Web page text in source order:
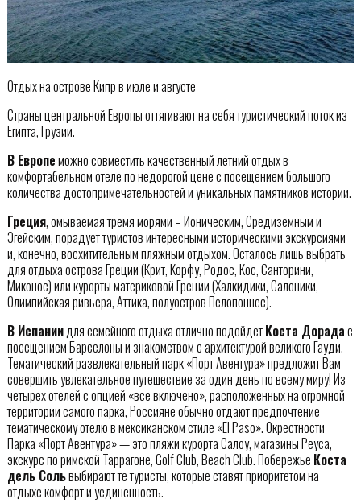
Отдых на острове Кипр в июле и августе
Страны центральной Европы оттягивают на себя туристический поток из
Египта, Грузии.
В Европеможно совместить качественный летний отдых в
комфортабельном отеле по недорогой цене с посещением большого
количества достопримечательностей и уникальных памятников истории.
Греция, омываемая тремя морями – Ионическим, Средиземным и
Эгейским, порадует туристов интересными историческими экскурсиями
и, конечно, восхитительным пляжным отдыхом. Осталось лишь выбрать
для отдыха острова Греции (Крит, Корфу, Родос, Кос, Санторини,
Миконос) или курорты материковой Греции (Халкидики, Салоники,
Олимпийская ривьера, Аттика, полуостров Пелопоннес).
В Испаниидля семейного отдыха отлично подойдетКоста Дорадас
посещением Барселоны и знакомством с архитектурой великого Гауди.
Тематический развлекательный парк «Порт Авентура» предложит Вам
совершить увлекательное путешествие за один день по всему миру! Из
четырех отелей с опцией «все включено», расположенных на огромной
территории самого парка, Россияне обычно отдают предпочтение
тематическому отелю в мексиканском стиле «El Paso». Окрестности
Парка «Порт Авентура» — это пляжи курорта Салоу, магазины Реуса,
экскурc по римской Таррагоне, Golf Club, Beach Club. Побережье Коста
дель Сольвыбирают те туристы, которые ставят приоритетом на
отдыхе комфорт и уединенность.